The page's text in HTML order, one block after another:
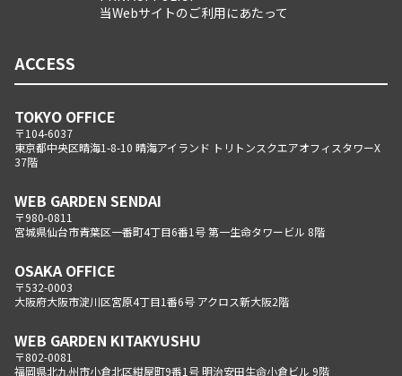
当Webサイトのご利用にあたって
ACCESS
TOKYO OFFICE
〒104-6037
東京都中央区晴海1-8-10 晴海アイランド トリトンスクエアオフィスタワーX
37階
WEB GARDEN SENDAI
〒980-0811
宮城県仙台市青葉区一番町4丁目6番1号 第一生命タワービル 8階
OSAKA OFFICE
〒532-0003
大阪府大阪市淀川区宮原4丁目1番6号 アクロス新大阪2階
WEB GARDEN KITAKYUSHU
〒802-0081
福岡県北九州市小倉北区紺屋町9番1号 明治安田生命小倉ビル 9階